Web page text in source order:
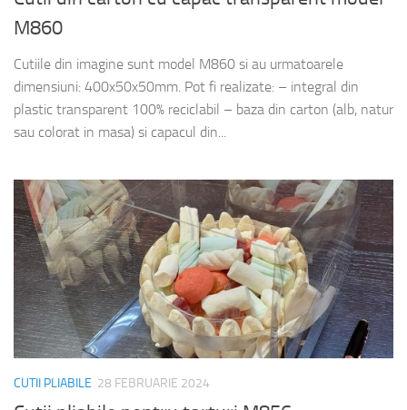
M860
Cutiile din imagine sunt model M860 si au urmatoarele
dimensiuni: 400x50x50mm. Pot fi realizate: – integral din
plastic transparent 100% reciclabil – baza din carton (alb, natur
sau colorat in masa) si capacul din...
CUTII PLIABILE 28 FEBRUARIE 2024